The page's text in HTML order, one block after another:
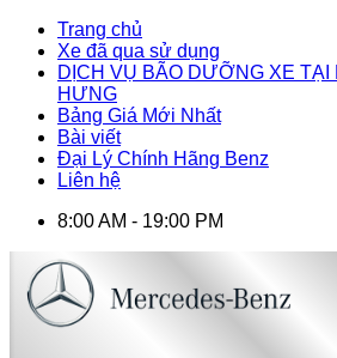
Trang chủ
Xe đã qua sử dụng
DỊCH VỤ BÃO DƯỠNG XE TẠI
HƯNG
Bảng Giá Mới Nhất
Bài viết
Đại Lý Chính Hãng Benz
Liên hệ
8:00 AM - 19:00 PM